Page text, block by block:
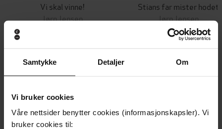
Samtykke Detaljer Om
Vi bruker cookies
Våre nettsider benytter cookies (informasjonskapsler). Vi
bruker cookies til:
Vi skal vinne!
Jørn Jensen
Stians far mister hodet
Jørn Jensen
LYDBOK
Andre har også kjøpt
Premium
Vinner av Rivertonprisen
Premium